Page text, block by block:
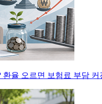
환율 오르면 보험료 부담 커